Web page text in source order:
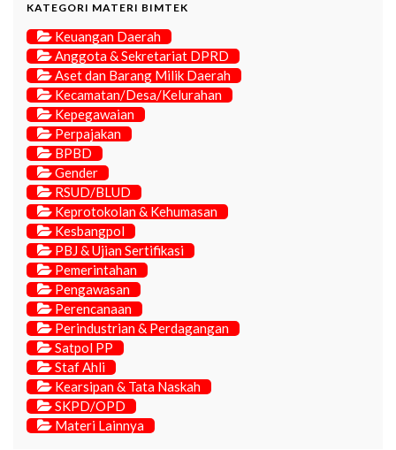
KATEGORI MATERI BIMTEK
Keuangan Daerah
Anggota & Sekretariat DPRD
Aset dan Barang Milik Daerah
Kecamatan/Desa/Kelurahan
Kepegawaian
Perpajakan
BPBD
Gender
RSUD/BLUD
Keprotokolan & Kehumasan
Kesbangpol
PBJ & Ujian Sertifikasi
Pemerintahan
Pengawasan
Perencanaan
Perindustrian & Perdagangan
Satpol PP
Staf Ahli
Kearsipan & Tata Naskah
SKPD/OPD
Materi Lainnya